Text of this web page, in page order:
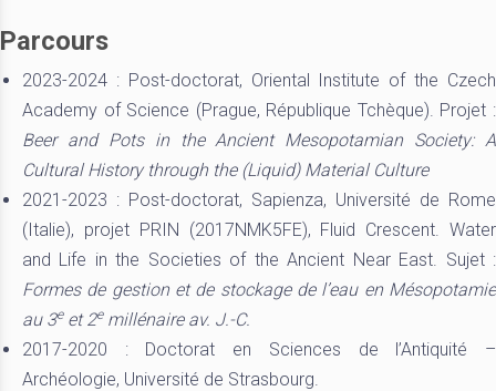
Parcours
2023-2024 : Post-doctorat, Oriental Institute of the Czech
Academy of Science (Prague, République Tchèque). Projet :
Beer and Pots in the Ancient Mesopotamian Society: A
Cultural History through the (Liquid) Material Culture
2021-2023 : Post-doctorat, Sapienza, Université de Rome
(Italie), projet PRIN (2017NMK5FE), Fluid Crescent. Water
and Life in the Societies of the Ancient Near East. Sujet :
Formes de gestion et de stockage de l’eau en Mésopotamie
au 3eet 2emillénaire av. J.-C.
2017-2020 : Doctorat en Sciences de l’Antiquité –
Archéologie, Université de Strasbourg.